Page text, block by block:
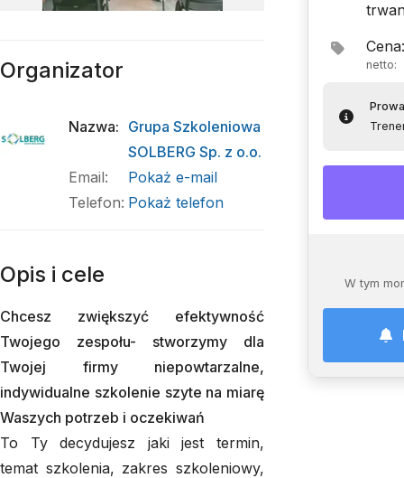
Cena:
netto:
W tym
Organizator
Nazwa: Grupa Szkoleniowa
SOLBERG Sp. z o.o.
Email:
Pokaż e-mail
Telefon: Pokaż telefon
Opis i cele
Chcesz zwiększyć efektywność
Twojego zespołu- stworzymy dla
Twojej firmy niepowtarzalne,
indywidualne szkolenie szyte na miarę
Waszych potrzeb i oczekiwań
To Ty decydujesz jaki jest termin,
temat szkolenia, zakres szkoleniowy,